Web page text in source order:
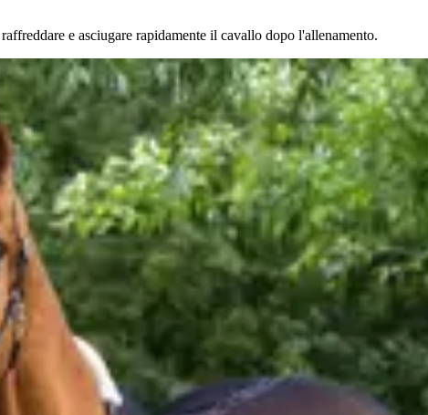
e asciugare rapidamente il cavallo dopo l'allenamento.